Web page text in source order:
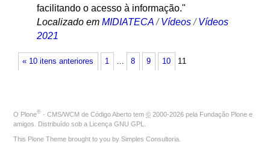
facilitando o acesso à informação."
Localizado em MIDIATECA /Vídeos /Vídeos
2021
« 10 itens anteriores 1 … 8 9 10 11
O Plone® - CMS/WCM de Código Aberto tem © 2000-2026 pela Fundação Plone e
amigos. Distribuído sob a Licença GNU GPL
This Plone Theme brought to you by Simples Consultoria